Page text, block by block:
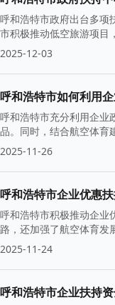
呼和浩特市政府出台多项
市积极推动低空旅游项目
2025-12-03
呼和浩特市如何利用
呼和浩特市充分利用企业
品。同时，结合航空体育
的可持续发展。
2025-11-26
呼和浩特市企业优惠
呼和浩特市积极推动企业
路，还加强了航空体育发
2025-11-24
呼和浩特市企业扶持